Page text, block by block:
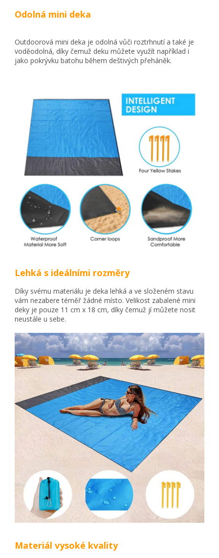
Odolná mini deka
Outdoorová mini deka je odolná vůči roztrhnutí a také je
voděodolná, díky čemuž deku můžete využít například i
jako pokrývku batohu během deštivých přeháněk.
Lehká s ideálními rozměry
Díky svému materiálu je deka lehká a ve složeném stavu
vám nezabere téměř žádné místo. Velikost zabalené mini
deky je pouze 11 cm x 18 cm, díky čemuž jí můžete nosit
neustále u sebe.
Materiál vysoké kvality